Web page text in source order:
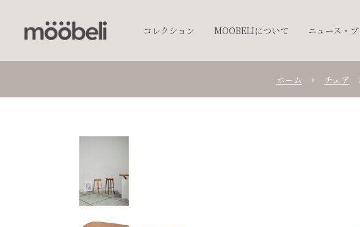
コレクション
キッチンウェア
MOOBELIについて ニュース・
ホーム チェア